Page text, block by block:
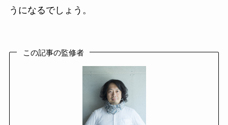
うになるでしょう。
この記事の監修者